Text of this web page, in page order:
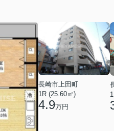
長崎市上田町
1R (25.60㎡)
4.9万円